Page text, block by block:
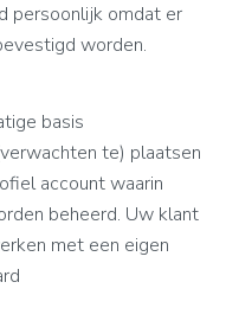
persoonlijk omdat er
worden.
basis
te) plaatsen
account waarin
beheerd. Uw klant
met een eigen